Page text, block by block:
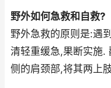
野外如何急救和自救?
野外急救的原则是:遇
清轻重缓急,果断实施.
侧的肩颈部,将其两上